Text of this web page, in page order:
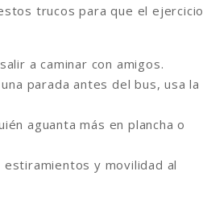
trucos para que el ejercicio
a caminar con amigos.
parada antes del bus, usa la
aguanta más en plancha o
estiramientos y movilidad al